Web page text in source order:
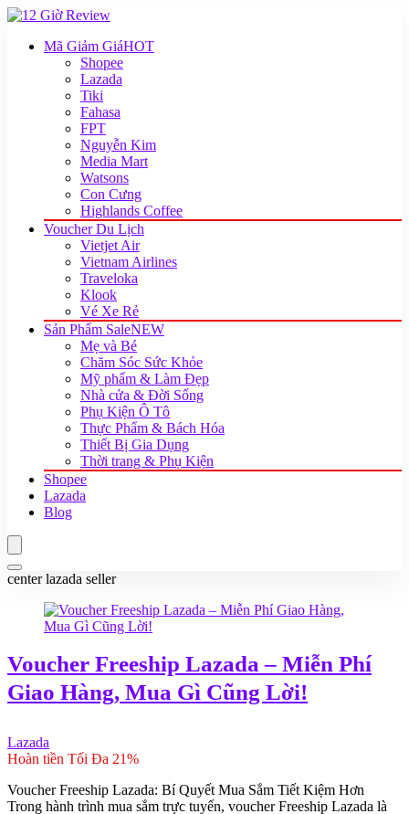
Mã Giảm GiáHOT
Shopee
Lazada
Tiki
Fahasa
FPT
Nguyễn Kim
Media Mart
Watsons
Con Cưng
Highlands Coffee
Voucher Du Lịch
Vietjet Air
Vietnam Airlines
Traveloka
Klook
Vé Xe Rẻ
Sản Phẩm SaleNEW
Mẹ và Bé
Chăm Sóc Sức Khỏe
Mỹ phẩm & Làm Đẹp
Nhà cửa & Đời Sống
Phụ Kiện Ô Tô
Thực Phẩm & Bách Hóa
Thiết Bị Gia Dụng
Thời trang & Phụ Kiện
Shopee
Lazada
Blog
center lazada seller
Voucher Freeship Lazada – Miễn Phí
Giao Hàng, Mua Gì Cũng Lời!
Lazada
Hoàn tiền Tối Đa 21%
Voucher Freeship Lazada: Bí Quyết Mua Sắm Tiết Kiệm Hơn
Trong hành trình mua sắm trực tuyến, voucher Freeship Lazada là